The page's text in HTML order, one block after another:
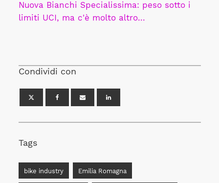
Nuova Bianchi Specialissima: peso sotto i
limiti UCI, ma c'è molto altro...
Condividi con
Tags
bike industry Emilia Romagna